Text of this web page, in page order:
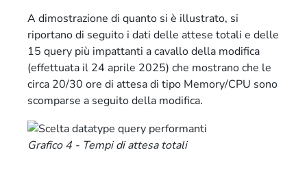
A dimostrazione di quanto si è illustrato, si
riportano di seguito i dati delle attese totali e delle
15 query più impattanti a cavallo della modifica
(effettuata il 24 aprile 2025) che mostrano che le
circa 20/30 ore di attesa di tipo Memory/CPU sono
scomparse a seguito della modifica.
Grafico 4 - Tempi di attesa totali